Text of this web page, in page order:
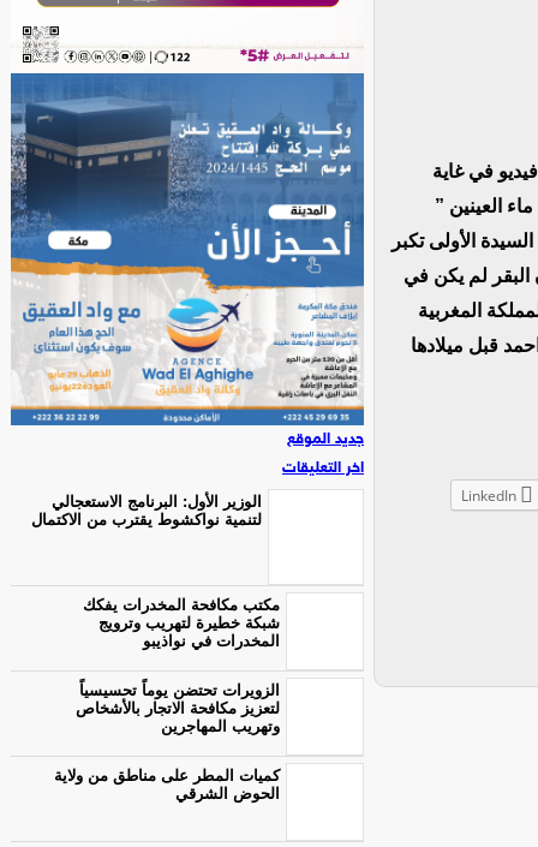
في غاية
العينين ”
الأولى تكبر
البقر لم يكن في
المغربية
قبل ميلادها
LinkedIn
جديد الموقع
اخر التعليقات
الوزير الأول: البرنامج الاستعجالي
لتنمية نواكشوط يقترب من الاكتمال
مكتب مكافحة المخدرات يفكك
شبكة خطيرة لتهريب وترويج
المخدرات في نواذيبو
الزويرات تحتضن يوماً تحسيسياً
لتعزيز مكافحة الاتجار بالأشخاص
وتهريب المهاجرين
كميات المطر على مناطق من ولاية
الحوض الشرقي